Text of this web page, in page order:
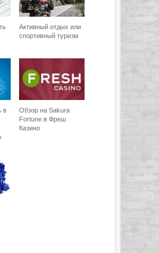
Активный отдых или
спортивный туризм
в
Обзор на Sakura
Fortune в Фреш
Казино